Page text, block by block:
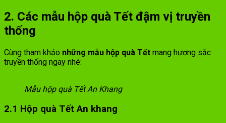
2. Các mẫu hộp quà Tết đậm vị truyền
thống
Cùng tham khảo những mẫu hộp quà Tết mang hương sắc
truyền thống ngay nhé:
Mẫu hộp quà Tết An Khang
2.1 Hộp quà Tết An khang